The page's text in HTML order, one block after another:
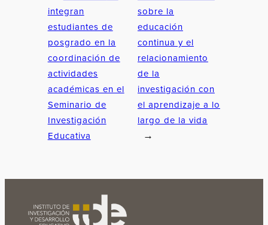
integran
estudiantes de
posgrado en la
coordinación de
actividades
académicas en el
Seminario de
Investigación
Educativa
sobre la
educación
continua y el
relacionamiento
de la
investigación con
el aprendizaje a lo
largo de la vida
→